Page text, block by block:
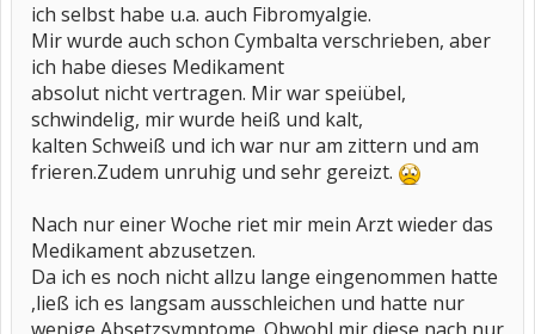
ich selbst habe u.a. auch Fibromyalgie.
Mir wurde auch schon Cymbalta verschrieben, aber
ich habe dieses Medikament
absolut nicht vertragen. Mir war speiübel,
schwindelig, mir wurde heiß und kalt,
kalten Schweiß und ich war nur am zittern und am
frieren.Zudem unruhig und sehr gereizt.
Nach nur einer Woche riet mir mein Arzt wieder das
Medikament abzusetzen.
Da ich es noch nicht allzu lange eingenommen hatte
,ließ ich es langsam ausschleichen und hatte nur